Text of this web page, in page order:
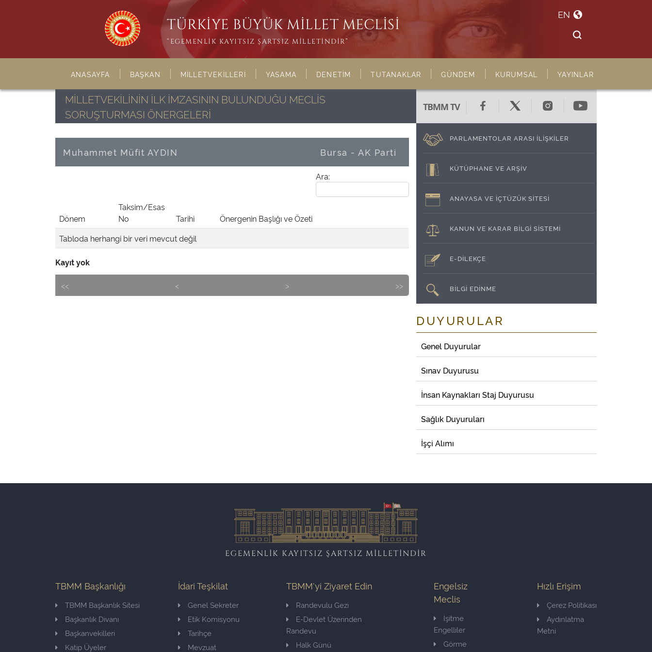
TÜRKİYE BÜYÜK MİLLET MECLİSİ
“EGEMENLİK KAYITSIZ ŞARTSIZ MİLLETİNDİR”
EN
ANASAYFA BAŞKAN MİLLETVEKİLLERİ YASAMA DENETİM TUTANAKLAR GÜNDEM KURUMSAL YAYINLAR
MİLLETVEKİLİNİN İLK İMZASININ BULUNDUĞU MECLİS
SORUŞTURMASI ÖNERGELERİ
Muhammet Müfit AYDIN Bursa - AK Parti
Ara:
Dönem
Taksim/Esas
No
Tarihi
Önergenin Başlığı ve Özeti
Tabloda herhangi bir veri mevcut değil
Kayıt yok
<< < > >>
TBMM TV
PARLAMENTOLAR ARASI İLİŞKİLER
KÜTÜPHANE VE ARŞİV
ANAYASA VE İÇTÜZÜK SİTESİ
KANUN VE KARAR BİLGİ SİSTEMİ
E-DİLEKÇE
BİLGİ EDİNME
DUYURULAR
Genel Duyurular
Sınav Duyurusu
İnsan Kaynakları Staj Duyurusu
Sağlık Duyuruları
İşçi Alımı
EGEMENLİK KAYITSIZ ŞARTSIZ MİLLETİNDİR
TBMM Başkanlığı
TBMM Başkanlık Sitesi
Başkanlık Divanı
Başkanvekilleri
Katip Üyeler
İdari Teşkilat
Genel Sekreter
Etik Komisyonu
Tarihçe
Mevzuat
TBMM'yi Ziyaret Edin
Randevulu Gezi
E-Devlet Üzerinden
Randevu
Halk Günü
Engelsiz
Meclis
İşitme
Engelliler
Görme
Hızlı Erişim
Çerez Politikası
Aydınlatma
Metni